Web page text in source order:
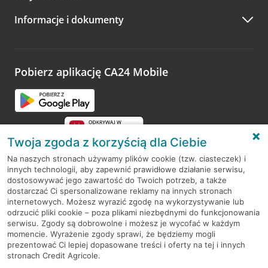
Zachęcamy do podzielenia się z nami opinią o wizycie.
opinie.
Informacje i dokumenty
Pobierz aplikację CA24 Mobile
RODO
Regulamin serwisu
Mapa serwisu
PolitykaCookies
Twoja zgoda z korzyścią dla Ciebie
Na naszych stronach używamy plików cookie (tzw. ciasteczek) i
innych technologii, aby zapewnić prawidłowe działanie serwisu,
dostosowywać jego zawartość do Twoich potrzeb, a także
dostarczać Ci spersonalizowane reklamy na innych stronach
internetowych. Możesz wyrazić zgodę na wykorzystywanie lub
odrzucić pliki cookie – poza plikami niezbędnymi do funkcjonowania
serwisu. Zgody są dobrowolne i możesz je wycofać w każdym
momencie. Wyrażenie zgody sprawi, że będziemy mogli
prezentować Ci lepiej dopasowane treści i oferty na tej i innych
stronach Credit Agricole.